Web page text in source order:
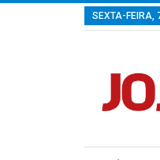
SEXTA-FEIRA,